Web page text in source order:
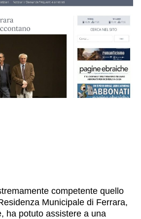
competente quello
Municipale di Ferrara,
ha potuto assistere a una